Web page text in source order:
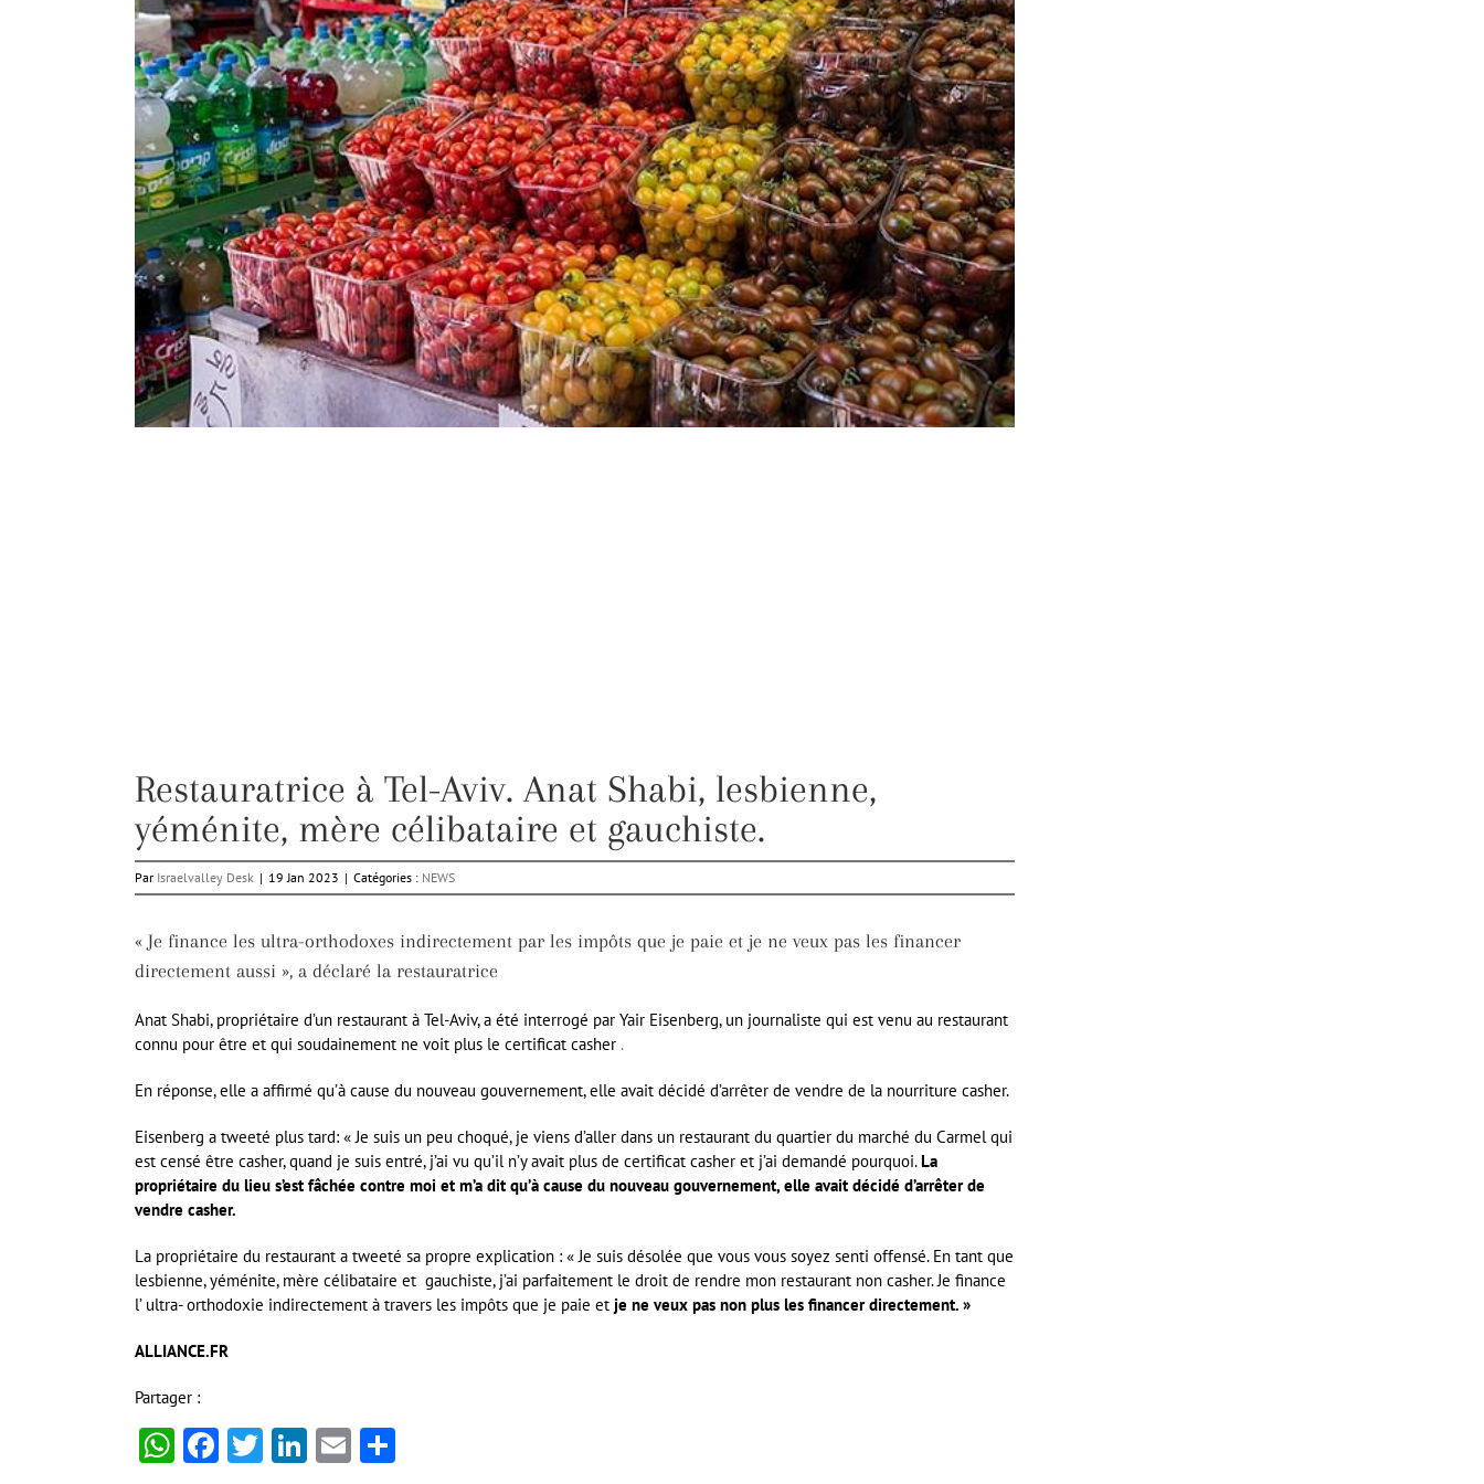
Restauratrice à Tel-Aviv. Anat Shabi, lesbienne,
yéménite, mère célibataire et gauchiste.
Par Israelvalley Desk | 19 Jan 2023 | Catégories : NEWS
« Je finance les ultra-orthodoxes indirectement par les impôts que je paie et je ne veux pas les financer
directement aussi », a déclaré la restauratrice
Anat Shabi, propriétaire d’un restaurant à Tel-Aviv, a été interrogé par Yair Eisenberg, un journaliste qui est venu au restaurant
connu pour être et qui soudainement ne voit plus le certificat casher .
En réponse, elle a affirmé qu’à cause du nouveau gouvernement, elle avait décidé d’arrêter de vendre de la nourriture casher.
Eisenberg a tweeté plus tard: « Je suis un peu choqué, je viens d’aller dans un restaurant du quartier du marché du Carmel qui
est censé être casher, quand je suis entré, j’ai vu qu’il n’y avait plus de certificat casher et j’ai demandé pourquoi.La
propriétaire du lieu s’est fâchée contre moi et m’a dit qu’à cause du nouveau gouvernement, elle avait décidé d’arrêter de
vendre casher.
La propriétaire du restaurant a tweeté sa propre explication : « Je suis désolée que vous vous soyez senti offensé. En tant que
lesbienne, yéménite, mère célibataire et gauchiste, j’ai parfaitement le droit de rendre mon restaurant non casher. Je finance
l’ ultra- orthodoxie indirectement à travers les impôts que je paie et je ne veux pas non plus les financer directement. »
ALLIANCE.FR
Partager :
WhatsApp
Facebook
Twitter
LinkedIn
Email